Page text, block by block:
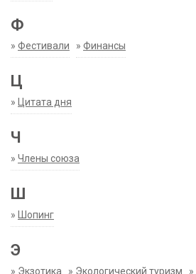
Ф
» Фестивали » Финансы
Ц
» Цитата дня
Ч
» Члены союза
Ш
» Шопинг
Э
» Экзотика » Экологический туризм »